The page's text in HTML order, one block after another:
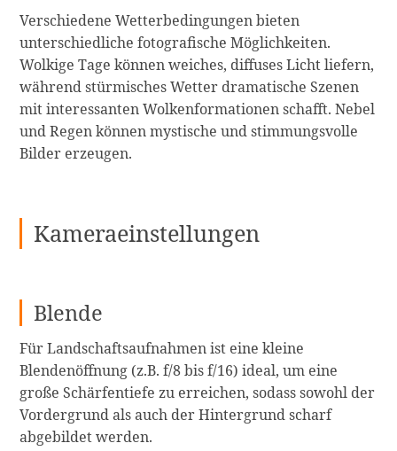
Verschiedene Wetterbedingungen bieten
unterschiedliche fotografische Möglichkeiten.
Wolkige Tage können weiches, diffuses Licht liefern,
während stürmisches Wetter dramatische Szenen
mit interessanten Wolkenformationen schafft. Nebel
und Regen können mystische und stimmungsvolle
Bilder erzeugen.
Kameraeinstellungen
Blende
Für Landschaftsaufnahmen ist eine kleine
Blendenöffnung (z.B. f/8 bis f/16) ideal, um eine
große Schärfentiefe zu erreichen, sodass sowohl der
Vordergrund als auch der Hintergrund scharf
abgebildet werden.